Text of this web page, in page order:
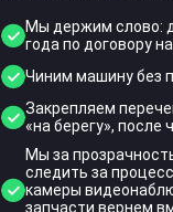
Мы держим слово:
года по договору
Чиним машину без
Закрепляем
«на берегу», после
Мы за
следить за
камеры
запчасти вернем